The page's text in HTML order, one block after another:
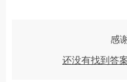
感
还没有找到答案